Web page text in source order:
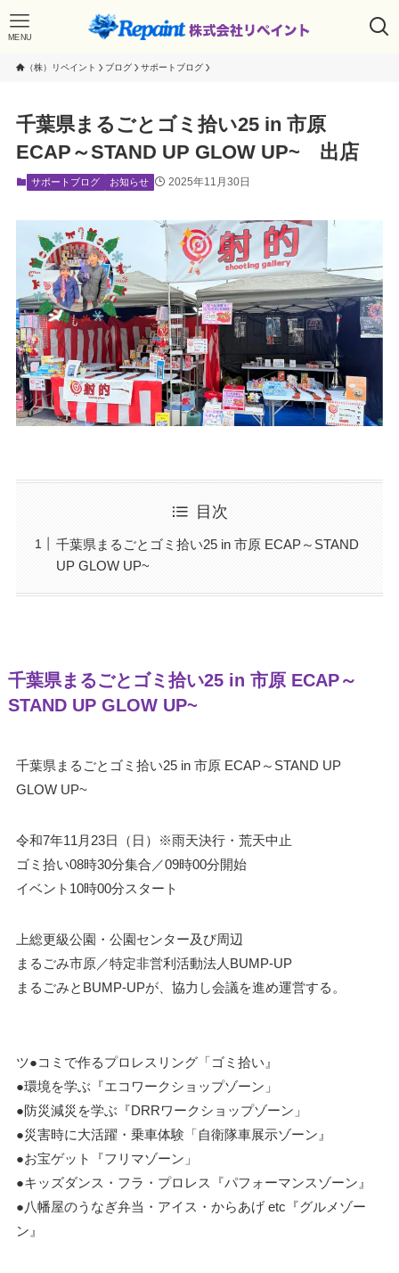
MENU
（株）リペイント ブログ サポートブログ
千葉県まるごとゴミ拾い25 in 市原
ECAP～STAND UP GLOW UP~ 出店
サポートブログ お知らせ 2025年11月30日
目次
千葉県まるごとゴミ拾い25 in 市原 ECAP～STAND
UP GLOW UP~
千葉県まるごとゴミ拾い25 in 市原 ECAP～
STAND UP GLOW UP~
千葉県まるごとゴミ拾い25 in 市原 ECAP～STAND UP
GLOW UP~
令和7年11月23日（日）※雨天決行・荒天中止
ゴミ拾い08時30分集合／09時00分開始
イベント10時00分スタート
上総更級公園・公園センター及び周辺
まるごみ市原／特定非営利活動法人BUMP-UP
まるごみとBUMP-UPが、協力し会議を進め運営する。
ツ●コミで作るプロレスリング「ゴミ拾い』
●環境を学ぶ『エコワークショップゾーン」
●防災減災を学ぶ『DRRワークショップゾーン」
●災害時に大活躍・乗車体験「自衛隊車展示ゾーン』
●お宝ゲット『フリマゾーン」
●キッズダンス・フラ・プロレス『パフォーマンスゾーン』
●八幡屋のうなぎ弁当・アイス・からあげ etc『グルメゾー
ン』